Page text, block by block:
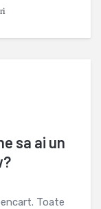
sa ai un
Toate